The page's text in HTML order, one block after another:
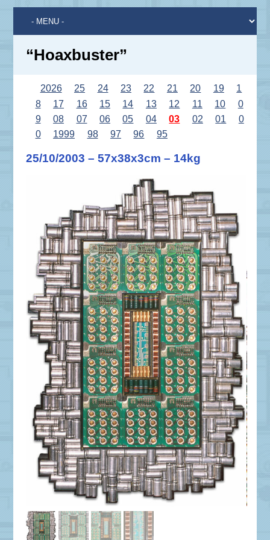
“Hoaxbuster”
2026 25 24 23 22 21 20 19
1
8
17 16 15 14 13 12 11 10
0
9
08 07 06 05 04 03 02 01
0
0
1999 98 97 96 95
25/10/2003 – 57x38x3cm – 14kg